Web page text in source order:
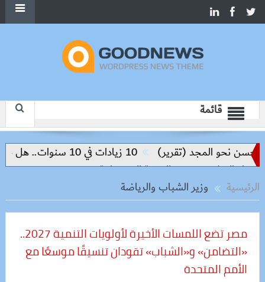
قائمة
10 زيادات في 10 سنوات.. هل حان الوقت لرفع دعم البنزين نهائيا؟
التنمية المستدامة
الرئيسية
وزير الشباب والرياضة
مصر تضع اللمسات الأخيرة لأولويات التنمية 2027..
«التضامن» و«الشباب» تقودان تنسيقًا موسعًا مع
الأمم المتحدة